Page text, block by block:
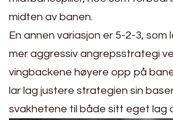
midten av banen.
En annen variasjon er 5-2-3,
mer aggressiv angrepsstrategi
vingbackene høyere opp på
lar lag justere strategien sin
svakhetene til både sitt eget lag